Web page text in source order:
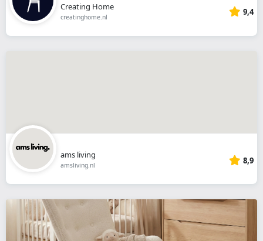
Creating Home
creatinghome.nl 9,4
ams living
amsliving.nl 8,9